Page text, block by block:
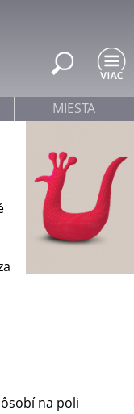
na poli
MIESTA